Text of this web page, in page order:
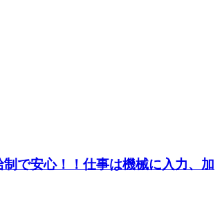
で安心！！仕事は機械に入力、加